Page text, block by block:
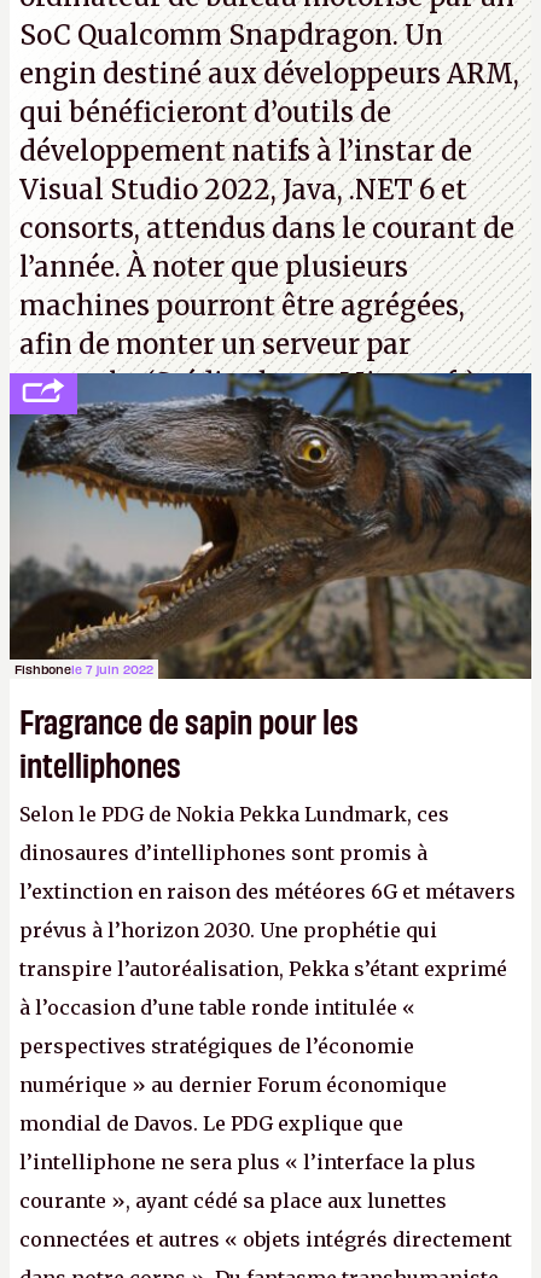
SoC Qualcomm Snapdragon. Un
engin destiné aux développeurs ARM,
qui bénéficieront d’outils de
développement natifs à l’instar de
Visual Studio 2022, Java, .NET 6 et
consorts, attendus dans le courant de
l’année. À noter que plusieurs
machines pourront être agrégées,
afin de monter un serveur par
exemple. (Crédit photo : Microsoft)
Fishbonele 7 juin 2022
Fragrance de sapin pour les
intelliphones
Selon le PDG de Nokia Pekka Lundmark, ces
dinosaures d’intelliphones sont promis à
l’extinction en raison des météores 6G et métavers
prévus à l’horizon 2030. Une prophétie qui
transpire l’autoréalisation, Pekka s’étant exprimé
à l’occasion d’une table ronde intitulée «
perspectives stratégiques de l’économie
numérique » au dernier Forum économique
mondial de Davos. Le PDG explique que
l’intelliphone ne sera plus « l’interface la plus
courante », ayant cédé sa place aux lunettes
connectées et autres « objets intégrés directement